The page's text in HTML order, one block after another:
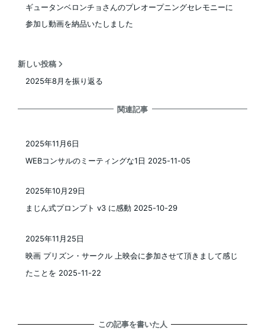
ギュータンベロンチョさんのプレオープニングセレモニーに
参加し動画を納品いたしました
新しい投稿
2025年8月を振り返る
関連記事
WEBコンサルのミーティングな1日 2025-11-05
2025年11月6日
まじん式プロンプト v3 に感動 2025-10-29
2025年10月29日
映画 プリズン・サークル 上映会に参加させて頂きまして感じ
たことを 2025-11-22
2025年11月25日
この記事を書いた人